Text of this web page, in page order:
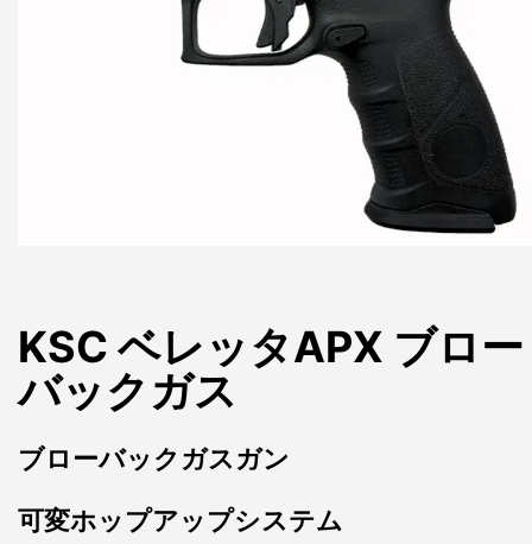
KSC ベレッタAPX ブロー
バックガス
ブローバックガスガン
可変ホップアップシステム